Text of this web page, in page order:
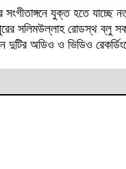
সংগীতাঙ্গনে যুক্ত হতে যাচ্ছে
সলিমউল্লাহ রোডস্থ ব্লু
দুটির অডিও ও ভিডিও